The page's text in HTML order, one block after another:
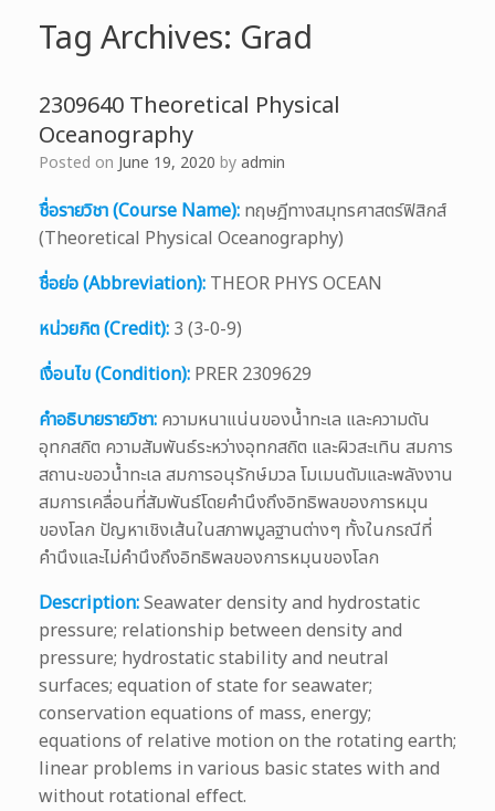
Tag Archives: Grad
2309640 Theoretical Physical
Oceanography
Posted on June 19, 2020 byadmin
ชื่อรายวิชา (Course Name): ทฤษฎีทางสมุทรศาสตร์ฟิสิกส์
(Theoretical Physical Oceanography)
ชื่อย่อ (Abbreviation): THEOR PHYS OCEAN
หน่วยกิต (Credit): 3 (3-0-9)
เงื่อนไข (Condition): PRER 2309629
คำอธิบายรายวิชา: ความหนาแน่นของน้ำทะเล และความดัน
อุทกสถิต ความสัมพันธ์ระหว่างอุทกสถิต และผิวสะเทิน สมการ
สถานะขอวน้ำทะเล สมการอนุรักษ์มวล โมเมนตัมและพลังงาน
สมการเคลื่อนที่สัมพันธ์โดยคำนึงถึงอิทธิพลของการหมุน
ของโลก ปัญหาเชิงเส้นในสภาพมูลฐานต่างๆ ทั้งในกรณีที่
คำนึงและไม่คำนึงถึงอิทธิพลของการหมุนของโลก
Description:Seawater density and hydrostatic
pressure; relationship between density and
pressure; hydrostatic stability and neutral
surfaces; equation of state for seawater;
conservation equations of mass, energy;
equations of relative motion on the rotating earth;
linear problems in various basic states with and
without rotational effect.